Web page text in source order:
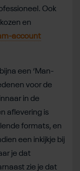
Ook
en
account
een ‘Man-
voor de
in de
aflevering is
formats, en
een inkijkje bij
je dat
zie je dat